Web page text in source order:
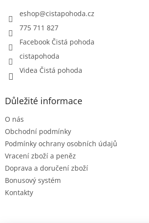
eshop@cistapohoda.cz
775 711 827
Facebook Čistá pohoda
cistapohoda
Videa Čistá pohoda
Důležité informace
O nás
Obchodní podmínky
Podmínky ochrany osobních údajů
Vracení zboží a peněz
Doprava a doručení zboží
Bonusový systém
Kontakty